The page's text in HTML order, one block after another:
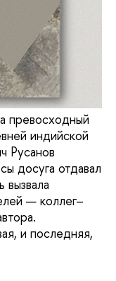
превосходный
индийской
Русанов
досуга отдавал
вызвала
— коллег–
и последняя,